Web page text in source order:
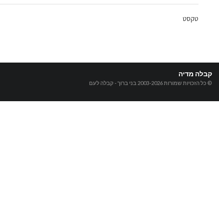
טקסט
קבלה מדיה
© כל הזכויות שמורות 2003-2026 בני ברוך - קבלה לעם